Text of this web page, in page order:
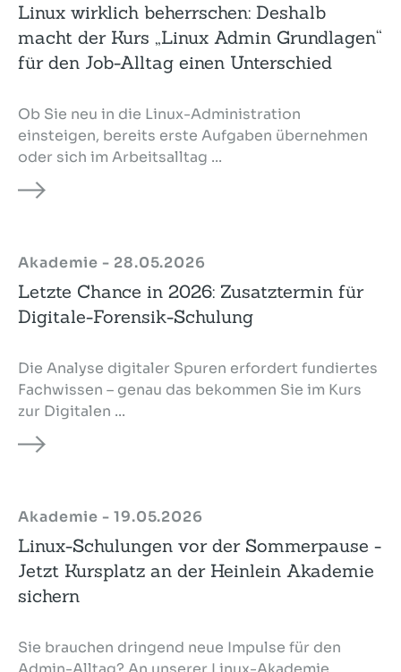
Linux wirklich beherrschen: Deshalb
macht der Kurs „Linux Admin Grundlagen“
für den Job-Alltag einen Unterschied
Ob Sie neu in die Linux-Administration
einsteigen, bereits erste Aufgaben übernehmen
oder sich im Arbeitsalltag ...
Akademie - 28.05.2026
Letzte Chance in 2026: Zusatztermin für
Digitale-Forensik-Schulung
Die Analyse digitaler Spuren erfordert fundiertes
Fachwissen – genau das bekommen Sie im Kurs
zur Digitalen ...
Akademie - 19.05.2026
Linux-Schulungen vor der Sommerpause -
Jetzt Kursplatz an der Heinlein Akademie
sichern
Sie brauchen dringend neue Impulse für den